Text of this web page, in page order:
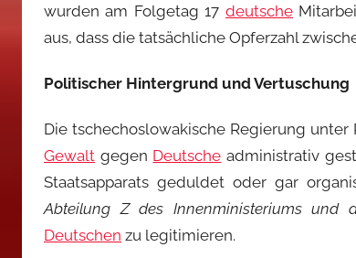
wurden am Folgetag 17 deutsche
aus, dass die tatsächliche Opferzahl
Politischer Hintergrund und Vertuschung
Die tschechoslowakische Regierung
Gewalt gegen Deutsche administrativ
Staatsapparats geduldet oder gar
Abteilung Z des Innenministeriums und
Deutschen zu legitimieren.